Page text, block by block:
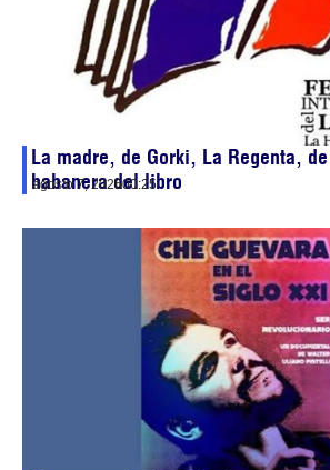
La madre, de Gorki, La Regenta,
habanera del libro
agosto 7, 202600:25